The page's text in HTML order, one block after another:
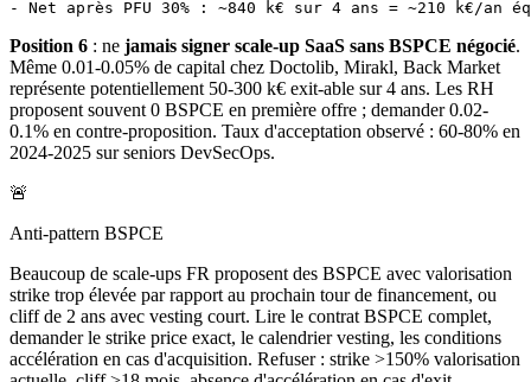
Position 6 : ne jamais signer scale-up SaaS sans BSPCE négocié.
Même 0.01-0.05% de capital chez Doctolib, Mirakl, Back Market
représente potentiellement 50-300 k€ exit-able sur 4 ans. Les RH
proposent souvent 0 BSPCE en première offre ; demander 0.02-
0.1% en contre-proposition. Taux d'acceptation observé : 60-80% en
2024-2025 sur seniors DevSecOps.
🚨
Anti-pattern BSPCE
Beaucoup de scale-ups FR proposent des BSPCE avec valorisation
strike trop élevée par rapport au prochain tour de financement, ou
cliff de 2 ans avec vesting court. Lire le contrat BSPCE complet,
demander le strike price exact, le calendrier vesting, les conditions
accélération en cas d'acquisition. Refuser : strike >150% valorisation